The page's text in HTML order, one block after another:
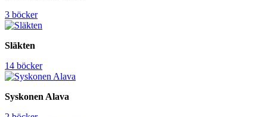
3 böcker
Släkten
14 böcker
Syskonen Alava